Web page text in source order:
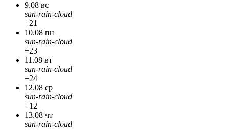
9.08 вс
sun-rain-cloud
+21
10.08 пн
sun-rain-cloud
+23
11.08 вт
sun-rain-cloud
+24
12.08 ср
sun-rain-cloud
+12
13.08 чт
sun-rain-cloud